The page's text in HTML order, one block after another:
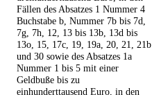
Fällen des Absatzes 1 Nummer 4
Buchstabe b, Nummer 7b bis 7d,
7g, 7h, 12, 13 bis 13b, 13d bis
13o, 15, 17c, 19, 19a, 20, 21, 21b
und 30 sowie des Absatzes 1a
Nummer 1 bis 5 mit einer
Geldbuße bis zu
einhunderttausend Euro, in den